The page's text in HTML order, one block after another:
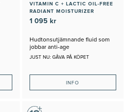
VITAMIN C + LACTIC OIL-FREE
RADIANT MOISTURIZER
1 095 kr
Hudtonsutjämnande fluid som
jobbar anti-age
JUST NU: GÅVA PÅ KÖPET
INFO